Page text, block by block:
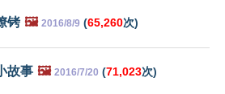
铐 🖼️ 2016/8/9 (65,260次)
故事 🖼️ 2016/7/20 (71,023次)